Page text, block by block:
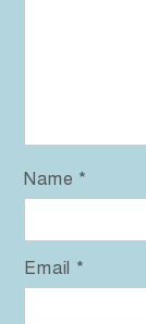
Name *
Email *